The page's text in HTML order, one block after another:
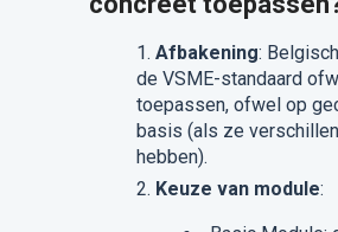
Afbakening:
de VSME-standaard
toepassen, ofwel op
basis (als ze
hebben).
Keuze van module: